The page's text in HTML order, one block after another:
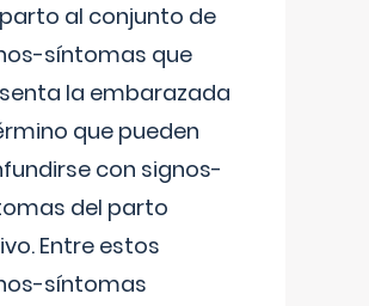
al conjunto de
síntomas que
la embarazada
que pueden
con signos-
del parto
Entre estos
síntomas